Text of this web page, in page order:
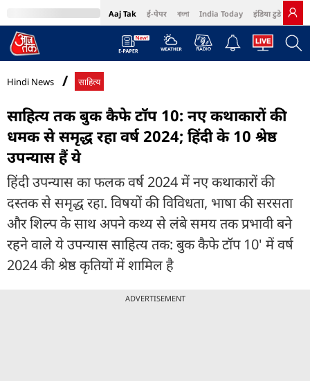
Aaj Tak ई-पेपर বাংলা India Today इंडिया टुडे हिंदी
MumbaiTak Cosmopolitan Harper's Bazaar Northeast
Hindi News साहित्य
साहित्य तक बुक कैफे टॉप 10: नए कथाकारों की
धमक से समृद्ध रहा वर्ष 2024; हिंदी के 10 श्रेष्ठ
उपन्यास हैं ये
हिंदी उपन्यास का फलक वर्ष 2024 में नए कथाकारों की
दस्तक से समृद्ध रहा. विषयों की विविधता, भाषा की सरसता
और शिल्प के साथ अपने कथ्य से लंबे समय तक प्रभावी बने
रहने वाले ये उपन्यास साहित्य तक: बुक कैफे टॉप 10' में वर्ष
2024 की श्रेष्ठ कृतियों में शामिल है
ADVERTISEMENT